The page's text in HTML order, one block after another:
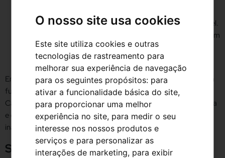
O nosso site usa cookies
Este site utiliza cookies e outras
tecnologias de rastreamento para
melhorar sua experiência de navegação
para os seguintes propósitos: para
ativar a funcionalidade básica do site,
para proporcionar uma melhor
experiência no site, para medir o seu
interesse nos nossos produtos e
serviços e para personalizar as
interações de marketing, para exibir
velocidade constante e reduzir o consumo de combustível.
Antes de viajar, é recomendável consultar plataformas com
mapa de postosPlenergy para localizar os postos mais
próximos.
Em Portugal, a Plenergy conta, atualmente, com seis postos em
funcionamento, nomeadamente na Guarda, em Viana do
Castelo, no Cartaxo, em Paços de Ferreira, em Vila Nova de Gaia
e em Santa Maria da Feira, tendo previstas mais cinco
inaugurações até outubro.
Sobre a Plenergy